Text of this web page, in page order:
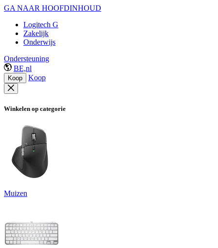
GA NAAR HOOFDINHOUD
Logitech G
Zakelijk
Onderwijs
Ondersteuning
BE,nl
Koop Koop
Winkelen op categorie
Muizen